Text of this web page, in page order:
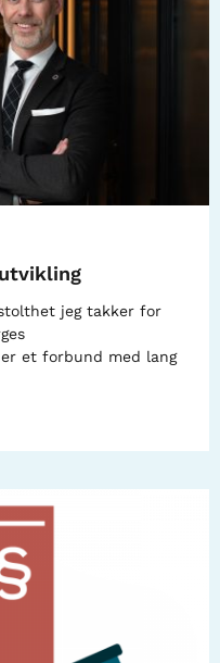
jeg takker for
et forbund med lang